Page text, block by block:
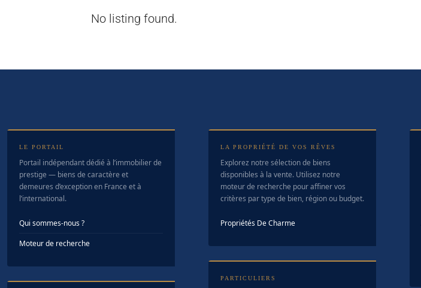
No listing found.
LE PORTAIL
Portail indépendant dédié à l’immobilier de
prestige — biens de caractère et
demeures d’exception en France et à
l’international.
Qui sommes-nous ?
Moteur de recherche
LA PROPRIÉTÉ DE VOS RÊVES
Explorez notre sélection de biens
disponibles à la vente. Utilisez notre
moteur de recherche pour affiner vos
critères par type de bien, région ou budget.
Propriétés De Charme
PARTICULIERS